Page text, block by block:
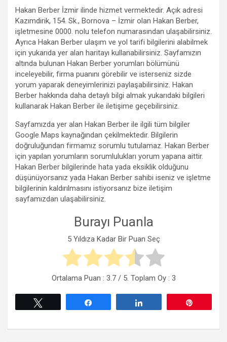
Hakan Berber İzmir ilinde hizmet vermektedir. Açık adresi
Kazımdirik, 154. Sk., Bornova – İzmir olan Hakan Berber,
işletmesine 0000. nolu telefon numarasından ulaşabilirsiniz.
Ayrıca Hakan Berber ulaşım ve yol tarifi bilgilerini alabilmek
için yukarıda yer alan haritayı kullanabilirsiniz. Sayfamızın
altında bulunan Hakan Berber yorumları bölümünü
inceleyebilir, firma puanını görebilir ve isterseniz sizde
yorum yaparak deneyimlerinizi paylaşabilirsiniz. Hakan
Berber hakkında daha detaylı bilgi almak yukarıdaki bilgileri
kullanarak Hakan Berber ile iletişime geçebilirsiniz.
Sayfamızda yer alan Hakan Berber ile ilgili tüm bilgiler
Google Maps kaynağından çekilmektedir. Bilgilerin
doğruluğundan firmamız sorumlu tutulamaz. Hakan Berber
için yapılan yorumların sorumlulukları yorum yapana aittir.
Hakan Berber bilgilerinde hata yada eksiklik olduğunu
düşünüyorsanız yada Hakan Berber sahibi iseniz ve işletme
bilgilerinin kaldırılmasını istiyorsanız bize iletişim
sayfamızdan ulaşabilirsiniz.
Burayı Puanla
5 Yıldıza Kadar Bir Puan Seç
Ortalama Puan : 3.7/ 5. Toplam Oy : 3